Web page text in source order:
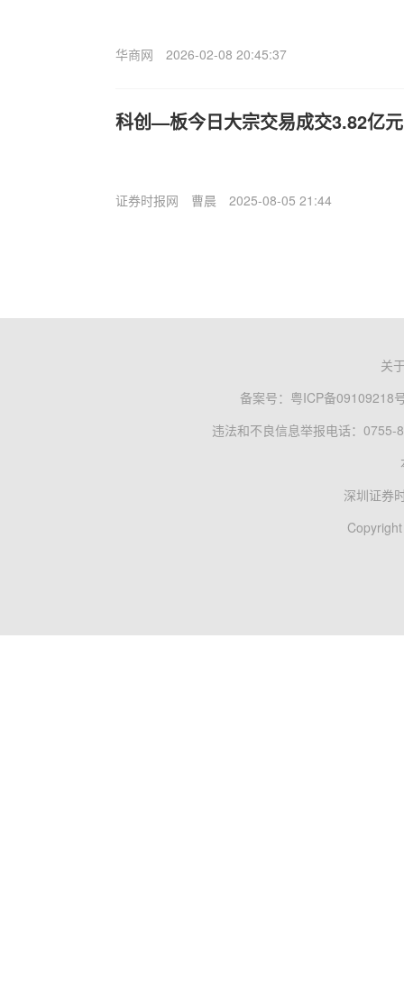
华商网 2026-02-08 20:45:37
科创—板今日大宗交易成交3.82亿元
证券时报网 曹晨 2025-08-05 21:44
关
备案号： 粤ICP备09109218
违法和不良信息举报电话：0755-
深圳证券